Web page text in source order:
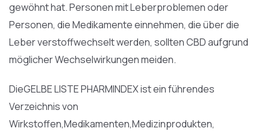
gewöhnt hat. Personen mit Leberproblemen oder
Personen, die Medikamente einnehmen, die über die
Leber verstoffwechselt werden, sollten CBD aufgrund
möglicher Wechselwirkungen meiden.
DieGELBE LISTE PHARMINDEX ist ein führendes
Verzeichnis von
Wirkstoffen,Medikamenten,Medizinprodukten,